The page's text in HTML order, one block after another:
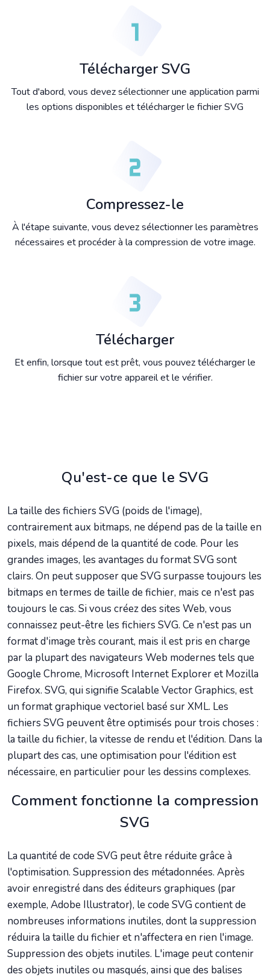
Télécharger SVG
Tout d'abord, vous devez sélectionner une application parmi
les options disponibles et télécharger le fichier SVG
Compressez-le
À l'étape suivante, vous devez sélectionner les paramètres
nécessaires et procéder à la compression de votre image.
Télécharger
Et enfin, lorsque tout est prêt, vous pouvez télécharger le
fichier sur votre appareil et le vérifier.
Qu'est-ce que le SVG
La taille des fichiers SVG (poids de l'image),
contrairement aux bitmaps, ne dépend pas de la taille en
pixels, mais dépend de la quantité de code. Pour les
grandes images, les avantages du format SVG sont
clairs. On peut supposer que SVG surpasse toujours les
bitmaps en termes de taille de fichier, mais ce n'est pas
toujours le cas. Si vous créez des sites Web, vous
connaissez peut-être les fichiers SVG. Ce n'est pas un
format d'image très courant, mais il est pris en charge
par la plupart des navigateurs Web modernes tels que
Google Chrome, Microsoft Internet Explorer et Mozilla
Firefox. SVG, qui signifie Scalable Vector Graphics, est
un format graphique vectoriel basé sur XML. Les
fichiers SVG peuvent être optimisés pour trois choses :
la taille du fichier, la vitesse de rendu et l'édition. Dans la
plupart des cas, une optimisation pour l'édition est
nécessaire, en particulier pour les dessins complexes.
Comment fonctionne la compression
SVG
La quantité de code SVG peut être réduite grâce à
l'optimisation. Suppression des métadonnées. Après
avoir enregistré dans des éditeurs graphiques (par
exemple, Adobe Illustrator), le code SVG contient de
nombreuses informations inutiles, dont la suppression
réduira la taille du fichier et n'affectera en rien l'image.
Suppression des objets inutiles. L'image peut contenir
des objets inutiles ou masqués, ainsi que des balises